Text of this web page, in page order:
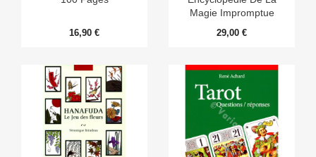
16,90 €
Magie Impromptue
29,00 €